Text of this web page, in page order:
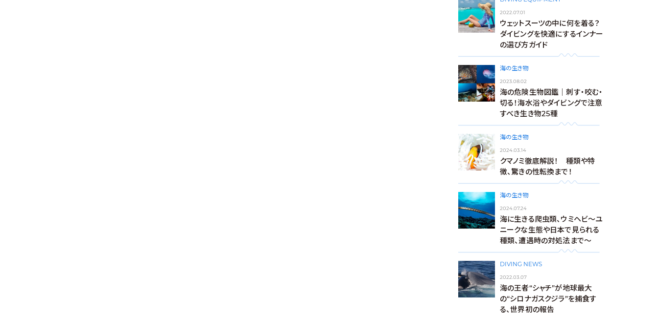
2022.07.01
ウェットスーツの中に何を着る？
ダイビングを快適にするインナー
の選び方ガイド
海の生き物
2023.08.02
海の危険生物図鑑｜刺す・咬む・
切る！海水浴やダイビングで注意
すべき生き物25種
海の生き物
2024.03.14
クマノミ徹底解説！ 種類や特
徴、驚きの性転換まで！
海の生き物
2024.07.24
海に生きる爬虫類、ウミヘビ～ユ
ニークな生態や日本で見られる
種類、遭遇時の対処法まで～
DIVING NEWS
2022.03.07
海の王者“シャチ”が地球最大
の“シロナガスクジラ”を捕食す
る、世界初の報告